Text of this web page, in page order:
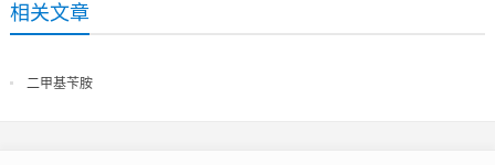
相关文章
二甲基苄胺